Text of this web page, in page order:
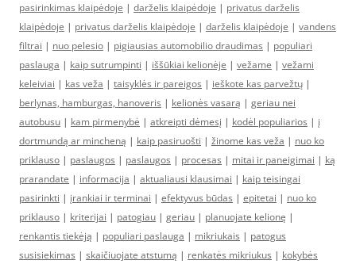
pasirinkimas klaipėdoje | darželis klaipėdoje | privatus darželis
klaipėdoje | privatus darželis klaipėdoje | darželis klaipėdoje | vandens
filtrai | nuo pelesio | pigiausias automobilio draudimas | populiari
paslauga | kaip sutrumpinti | iššūkiai kelionėje | vežame | vežami
keleiviai | kas veža | taisyklės ir pareigos | ieškote kas parvežtų |
berlynas, hamburgas, hanoveris | kelionės vasarą | geriau nei
autobusu | kam pirmenybė | atkreipti dėmesį | kodėl populiarios | į
dortmundą ar mincheną | kaip pasiruošti | žinome kas veža | nuo ko
priklauso | paslaugos | paslaugos | procesas | mitai ir paneigimai | ką
prarandate | informacija | aktualiausi klausimai | kaip teisingai
pasirinkti | įrankiai ir terminai | efektyvus būdas | epitetai | nuo ko
priklauso | kriterijai | patogiau | geriau | planuojate kelionę |
renkantis tiekėją | populiari paslauga | mikriukais | patogus
susisiekimas | skaičiuojate atstumą | renkatės mikriukus | kokybės